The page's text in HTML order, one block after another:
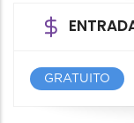
GRATUITO